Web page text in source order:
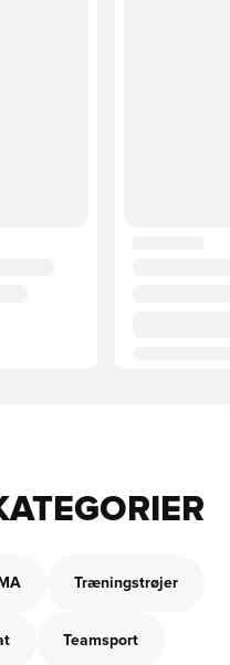
Træningstrøjer
Teamsport